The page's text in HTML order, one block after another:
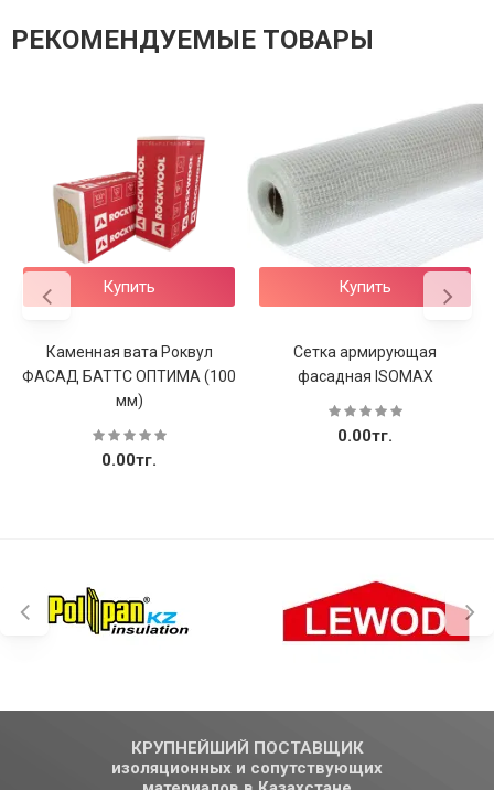
РЕКОМЕНДУЕМЫЕ ТОВАРЫ
Купить
Каменная вата Роквул
ФАСАД БАТТС ОПТИМА (100
мм)
0.00тг.
Купить
Сетка армирующая
фасадная ISOMAX
0.00тг.
КРУПНЕЙШИЙ ПОСТАВЩИК
изоляционных и сопутствующих